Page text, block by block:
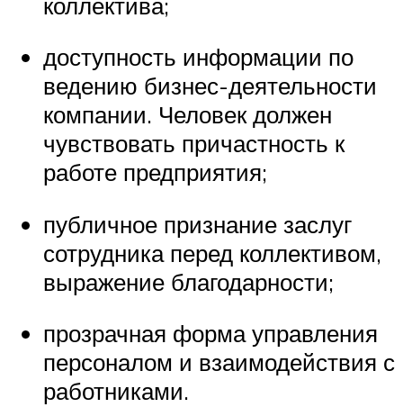
доступность информации по
ведению бизнес-деятельности
компании. Человек должен
чувствовать причастность к
работе предприятия;
публичное признание заслуг
сотрудника перед коллективом,
выражение благодарности;
прозрачная форма управления
персоналом и взаимодействия с
работниками.